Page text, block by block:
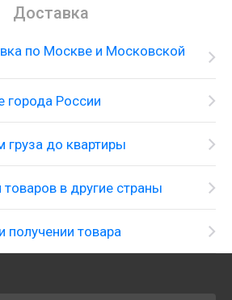
Доставка
по Москве и Московской
города России
до квартиры
в другие страны
получении товара